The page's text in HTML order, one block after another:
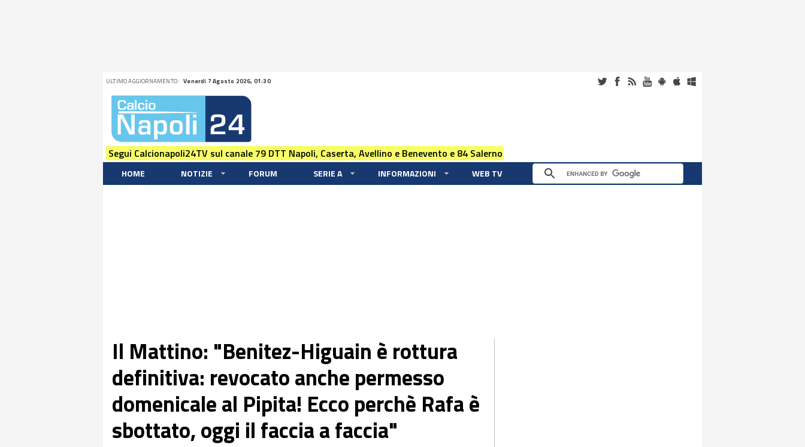
ULTIMO AGGIORNAMENTO: Venerdi 7 Agosto 2026, 01:30
Segui Calcionapoli24TV sul canale 79 DTT Napoli, Caserta, Avellino e Benevento e 84 Salerno
HOME NOTIZIE FORUM SERIE A INFORMAZIONI WEB TV
Il Mattino: "Benitez-Higuain è rottura
definitiva: revocato anche permesso
domenicale al Pipita! Ecco perchè Rafa è
sbottato, oggi il faccia a faccia"